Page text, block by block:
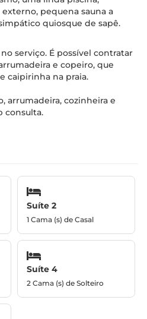
pequena sauna a
quiosque de sapê.
serviço. É possível contratar
e copeiro, que
caipirinha na praia.
arrumadeira, cozinheira e
consulta.
Suíte 2
1 Cama (s) de Casal
Suíte 4
2 Cama (s) de Solteiro